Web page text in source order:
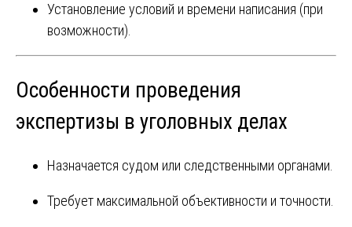
Установление условий и времени написания (при
возможности).
Особенности проведения
экспертизы в уголовных делах
Назначается судом или следственными органами.
Требует максимальной объективности и точности.